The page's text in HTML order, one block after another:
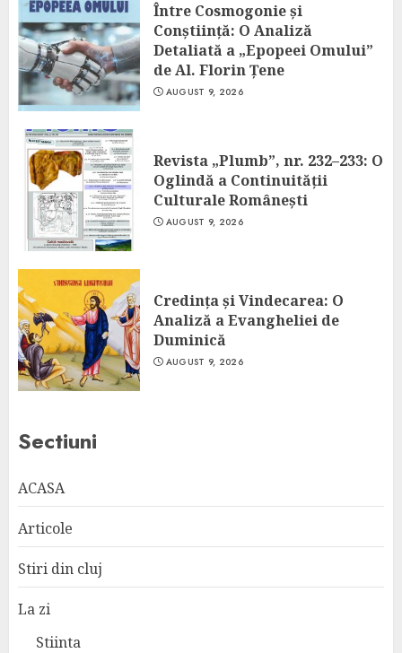
Între Cosmogonie și
Conștiință: O Analiză
Detaliată a „Epopeei Omului”
de Al. Florin Țene
AUGUST 9, 2026
Revista „Plumb”, nr. 232–233: O
Oglindă a Continuității
Culturale Românești
AUGUST 9, 2026
Credința și Vindecarea: O
Analiză a Evangheliei de
Duminică
AUGUST 9, 2026
Sectiuni
ACASA
Articole
Stiri din cluj
La zi
Stiinta